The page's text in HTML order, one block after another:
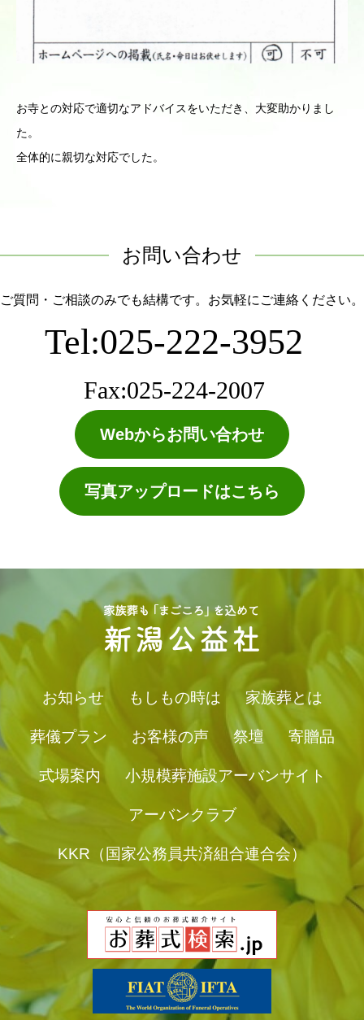
お寺との対応で適切なアドバイスをいただき、大変助かりまし
た。
全体的に親切な対応でした。
お問い合わせ
ご質問・ご相談のみでも結構です。お気軽にご連絡ください。
Tel:025-222-3952
Fax:025-224-2007
Webからお問い合わせ
写真アップロードはこちら
お知らせ もしもの時は 家族葬とは
葬儀プラン お客様の声 祭壇 寄贈品
式場案内 小規模葬施設アーバンサイト
アーバンクラブ
KKR（国家公務員共済組合連合会）